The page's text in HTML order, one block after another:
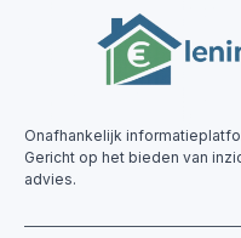
Onafhankelijk
Gericht op het bieden van
advies.